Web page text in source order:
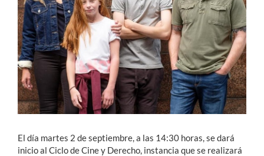
Alumni
English
El día martes 2 de septiembre, a las 14:30 horas, se dará
inicio al Ciclo de Cine y Derecho, instancia que se realizará